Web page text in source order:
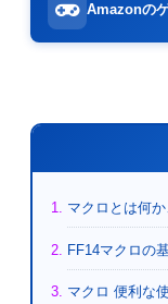
Amazonの
マクロとは何
FF14マクロの
マクロ 便利な